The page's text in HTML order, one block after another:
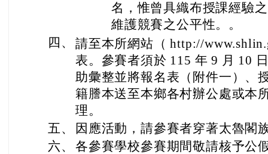
名，惟曾具織布授課經驗
維護競賽之公平性。。
四、 請至本所網站（ http://
表。參賽者須於 115 年 9 月 10
助彙整並將報名表（附件一）、
籍謄本送至本鄉各村辦公處或本
理。
五、
因應活動，請參賽者穿著太魯閣
六、 各參賽學校參賽期間敬請核予公